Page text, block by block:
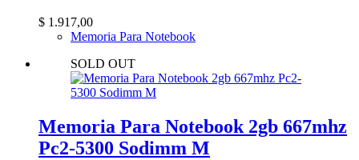
$ 1.917,00
Memoria Para Notebook
SOLD OUT
Memoria Para Notebook 2gb 667mhz
Pc2-5300 Sodimm M